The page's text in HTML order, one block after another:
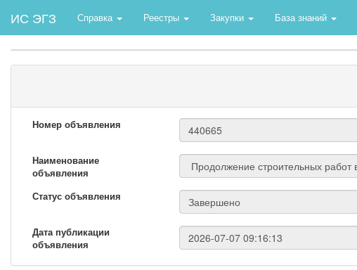
ИС ЭГЗ Справка Реестры Закупки База знаний
Номер объявления
Наименование
объявления
Статус объявления
Дата публикации
объявления